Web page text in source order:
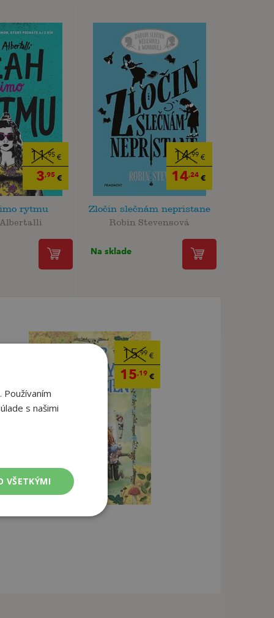
11,95 €
3,95 €
rytmu
14,99 €
14,24 €
Zločin slečnám nepristane
Robin Stevensová
Na sklade
15,99 €
15,19€
s našimi
VŠETKÝMI